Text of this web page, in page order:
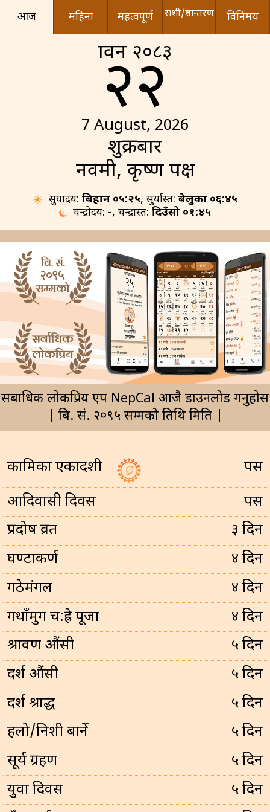
आज महिना महत्वपूर्ण राशी/रुपान्तरण विनिमय
श्रावन २०८३
२२
7 August, 2026
शुक्रबार
नवमी, कृष्ण पक्ष
सुर्योदय:बिहान ०५:२५, सुर्यास्त:बेलुका ०६:४५
चन्द्रोदय: -, चन्द्रास्त:दिउँसो ०१:४५
सर्बाधिक लोकप्रिय एप NepCal आजै डाउनलोड गर्नुहोस
| बि. सं. २०९५ सम्मको तिथि मिति |
कामिका एकादशी
पर्सि
आदिवासी दिवस
पर्सि
प्रदोष व्रत
३ दिन
घण्टाकर्ण
४ दिन
गठेमंगल
४ दिन
गथाँमुग च:ह्रे पूजा
४ दिन
श्रावण औंसी
५ दिन
दर्श औंसी
५ दिन
दर्श श्राद्ध
५ दिन
हलो/निशी बार्ने
५ दिन
सूर्य ग्रहण
५ दिन
युवा दिवस
५ दिन